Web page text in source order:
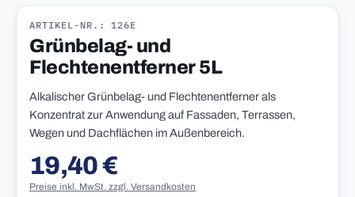
ARTIKEL-NR.: 126E
Grünbelag- und
Flechtenentferner 5L
Alkalischer Grünbelag- und Flechtenentferner als
Konzentrat zur Anwendung auf Fassaden, Terrassen,
Wegen und Dachflächen im Außenbereich.
Regulärer Preis:
19,40 €
Preise inkl. MwSt. zzgl. Versandkosten